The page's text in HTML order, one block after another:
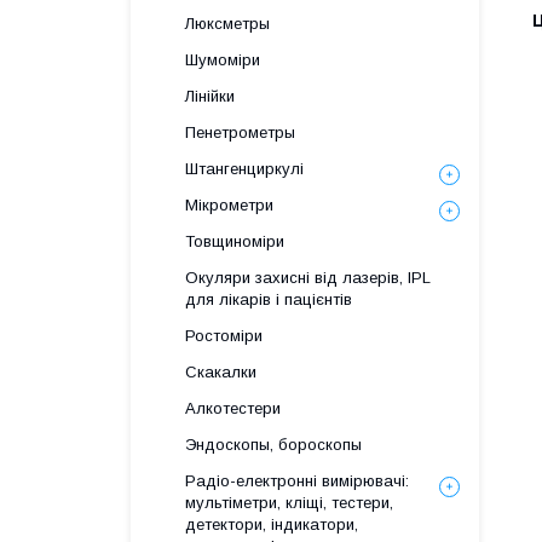
Люксметры
Шумоміри
Лінійки
Пенетрометры
Штангенциркулі
Мікрометри
Товщиноміри
Окуляри захисні від лазерів, IPL
для лікарів і пацієнтів
Ростоміри
Скакалки
Алкотестери
Эндоскопы, бороскопы
Радіо-електронні вимірювачі:
мультіметри, кліщі, тестери,
детектори, індикатори,